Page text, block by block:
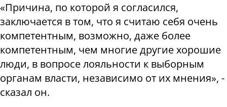
«Причина, по которой я согласился,
заключается в том, что я считаю себя очень
компетентным, возможно, даже более
компетентным, чем многие другие хорошие
люди, в вопросе лояльности к выборным
органам власти, независимо от их мнения», -
сказал он.